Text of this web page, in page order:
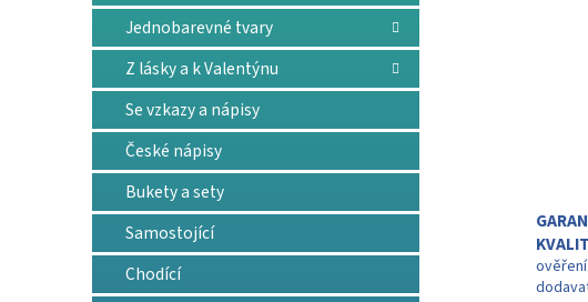
Jednobarevné tvary
Z lásky a k Valentýnu
Se vzkazy a nápisy
České nápisy
Bukety a sety
Samostojící
Chodící
ověření